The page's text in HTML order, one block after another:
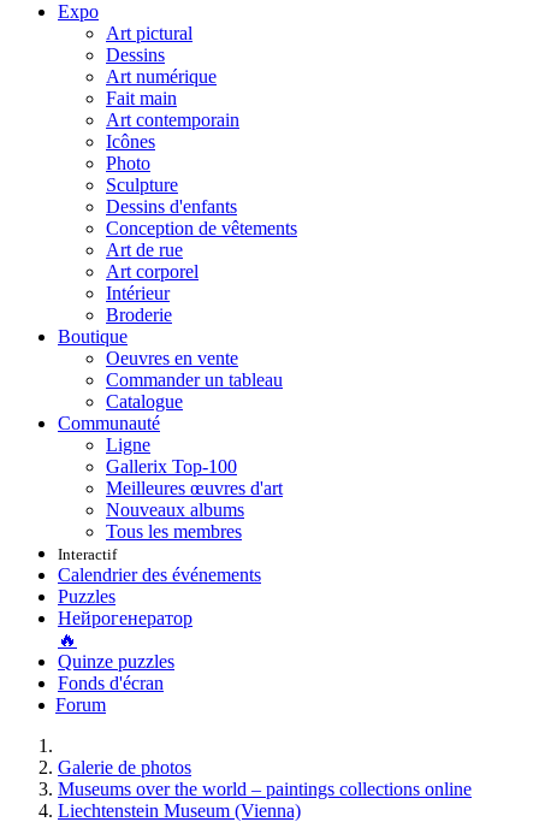
Expo
Art pictural
Dessins
Art numérique
Fait main
Art contemporain
Icônes
Photo
Sculpture
Dessins d'enfants
Conception de vêtements
Art de rue
Art corporel
Intérieur
Broderie
Boutique
Oeuvres en vente
Commander un tableau
Catalogue
Communauté
Ligne
Gallerix Top-100
Meilleures œuvres d'art
Nouveaux albums
Tous les membres
Interactif
Calendrier des événements
Puzzles
Нейрогенератор
🔥
Quinze puzzles
Fonds d'écran
Forum
Galerie de photos
Museums over the world – paintings collections online
Liechtenstein Museum (Vienna)